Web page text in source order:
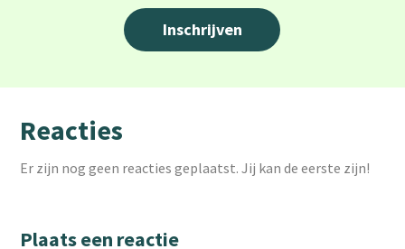
Reacties
Er zijn nog geen reacties geplaatst. Jij kan de eerste zijn!
Plaats een reactie